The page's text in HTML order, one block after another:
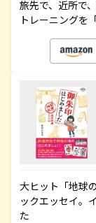
旅先で、近所で
トレーニングを
大ヒット「地球
ックエッセイ。
た